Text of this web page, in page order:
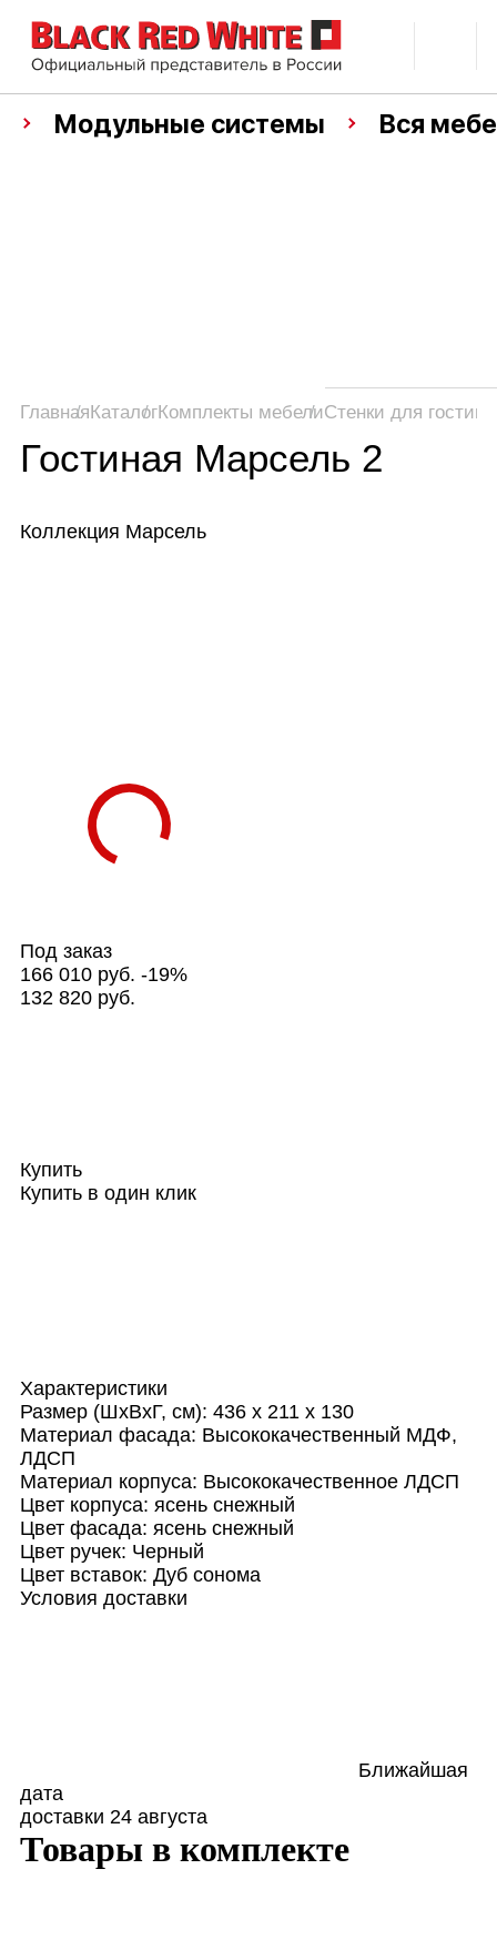
Модульные системы Вся
ГлавнаяКаталогКомплекты мебелиСтенки для
Гостиная Марсель 2
Коллекция Марсель
Под заказ
166 010 руб. -19%
132 820 руб.
Купить
Купить в один клик
Характеристики
Размер (ШхВхГ, см): 436 х 211 х 130
Материал фасада: Высококачественный МДФ,
ЛДСП
Материал корпуса: Высококачественное ЛДСП
Цвет корпуса: ясень снежный
Цвет фасада: ясень снежный
Цвет ручек: Черный
Цвет вставок: Дуб сонома
Условия доставки
Ближайшая
дата
доставки 24 августа
Товары в комплекте